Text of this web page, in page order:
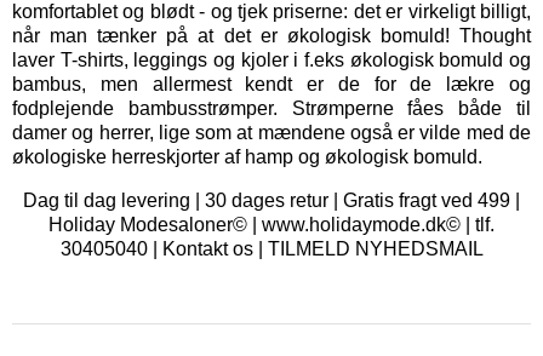
komfortablet og blødt - og tjek priserne: det er virkeligt billigt,
når man tænker på at det er økologisk bomuld! Thought
laver T-shirts, leggings og kjoler i f.eks økologisk bomuld og
bambus, men allermest kendt er de for de lækre og
fodplejende bambusstrømper. Strømperne fåes både til
damer og herrer, lige som at mændene også er vilde med de
økologiske herreskjorter af hamp og økologisk bomuld.
Dag til dag levering | 30 dages retur | Gratis fragt ved 499 |
Holiday Modesaloner© | www.holidaymode.dk© | tlf.
30405040 |
Kontakt os| TILMELD NYHEDSMAIL